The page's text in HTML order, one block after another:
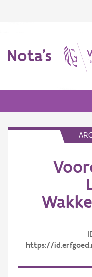
Nota's
https://